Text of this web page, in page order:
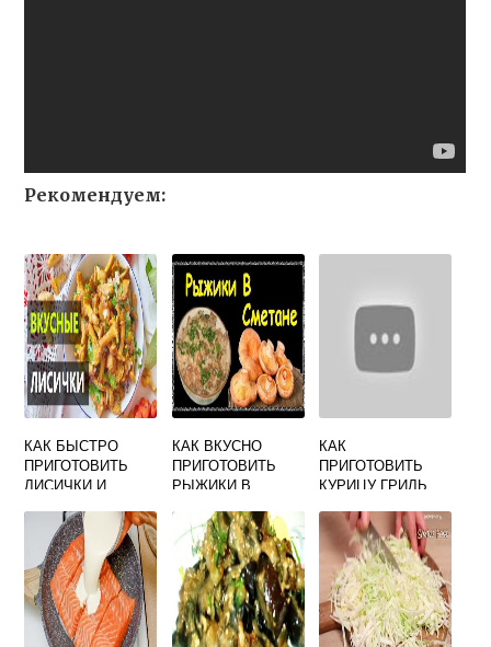
Рекомендуем:
КАК БЫСТРО
ПРИГОТОВИТЬ
ЛИСИЧКИ И
СКОВОРОДЕ
КАК ВКУСНО
ПРИГОТОВИТЬ
РЫЖИКИ В
СКОВОРОДЕ
РЕЦЕПТ
КАК
ПРИГОТОВИТЬ
КУРИЦУ ГРИЛЬ
ДУХОВКЕ